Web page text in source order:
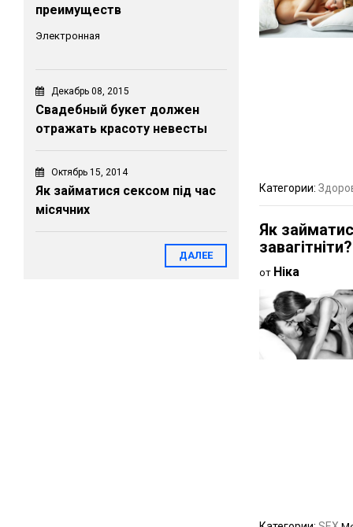
Категории:
Як
завагітніти?
от Ніка
преимуществ
Электронная
Декабрь 08, 2015
Свадебный букет должен
отражать красоту невесты
Октябрь 15, 2014
Як займатися сексом під час
місячних
ДАЛЕЕ